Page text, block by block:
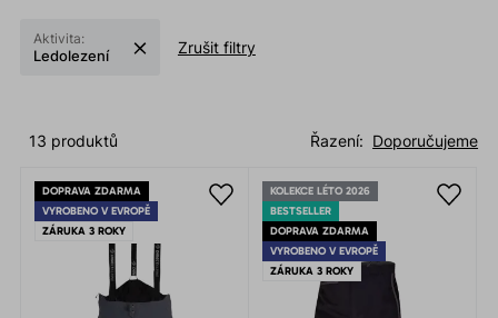
Aktivita:
Ledolezení Zrušit filtry
Doporučujeme
Řazení:
13 produktů
DOPRAVA ZDARMA
VYROBENO V EVROPĚ
ZÁRUKA 3 ROKY
KOLEKCE LÉTO 2026
BESTSELLER
DOPRAVA ZDARMA
VYROBENO V EVROPĚ
ZÁRUKA 3 ROKY